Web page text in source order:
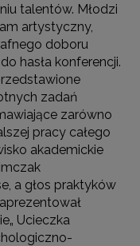
talentów. Młodzi
artystyczny,
doboru
hasła konferencji.
zadań
zarówno
pracy całego
akademickie
a głos praktyków
Ucieczka